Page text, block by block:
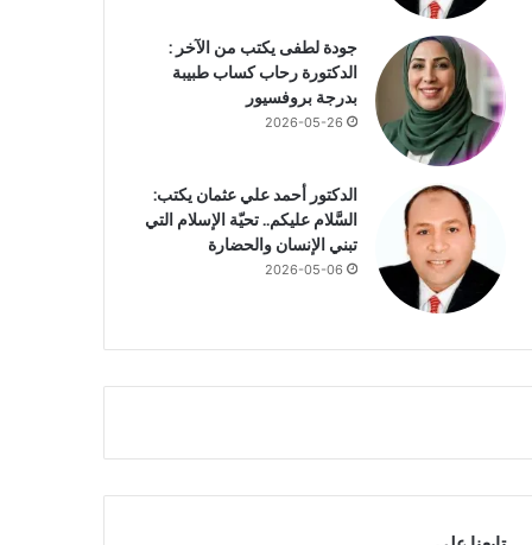
جودة لطفى يكتب من الآخر :
الدكتورة رحاب كساب طبيبة
بدرجة بروفسيور
2026-05-26
الدكتور أحمد علي عثمان يكتب:
السَّلام عليكم.. تحيّة الإسلام التي
تبني الإنسان والحضارة
2026-05-06